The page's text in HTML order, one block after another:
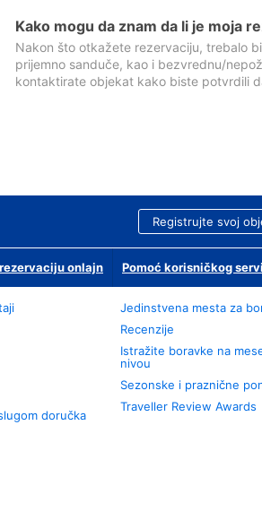
Kako mogu da znam da li je moja
Nakon što otkažete rezervaciju, trebalo
prijemno sanduče, kao i bezvrednu/
kontaktirate objekat kako biste potvrdili
Registrujte svoj
onlajn Pomoć korisničkog
doručka
Jedinstvena mesta za
Recenzije
Istražite boravke na
nivou
Sezonske i praznične
Traveller Review Awards